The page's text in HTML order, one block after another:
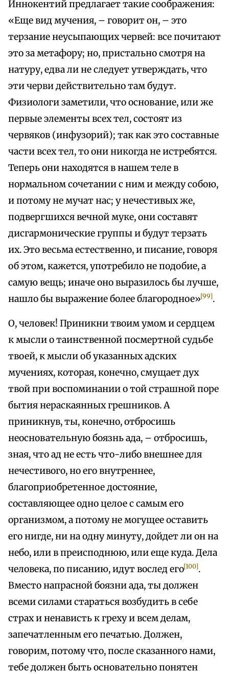
Иннокентий предлагает такие соображения:
«Еще вид мучения, – говорит он, – это
терзание неусыпающих червей: все почитают
это за метафору; но, пристально смотря на
натуру, едва ли не следует утверждать, что
эти черви действительно там будут.
Физиологи заметили, что основание, или же
первые элементы всех тел, состоят из
червяков (инфузорий); так как это составные
части всех тел, то они никогда не истребятся.
Теперь они находятся в нашем теле в
нормальном сочетании с ним и между собою,
и потому не мучат нас; у нечестивых же,
подвергшихся вечной муке, они составят
дисгармонические группы и будут терзать
их. Это весьма естественно, и писание, говоря
об этом, кажется, употребило не подобие, а
самую вещь; иначе оно выразилось бы лучше,
нашло бы выражение более благородное»[99].
О, человек! Приникни твоим умом и сердцем
к мысли о таинственной посмертной судьбе
твоей, к мысли об указанных адских
мучениях, которая, конечно, смущает дух
твой при воспоминании о той страшной поре
бытия нераскаянных грешников. А
приникнув, ты, конечно, отбросишь
неосновательную боязнь ада, – отбросишь,
зная, что ад не есть что-либо внешнее для
нечестивого, но его внутреннее,
благоприобретенное достояние,
составляющее одно целое с самым его
организмом, а потому не могущее оставить
его нигде, ни на одну минуту, дойдет ли он на
небо, или в преисподнюю, или еще куда. Дела
человека, по писанию, идут вослед его[100].
Вместо напрасной боязни ада, ты должен
всеми силами стараться возбудить в себе
страх и ненависть к греху и всем делам,
запечатленным его печатью. Должен,
говорим, потому что, после сказанного нами,
тебе должен быть основательно понятен